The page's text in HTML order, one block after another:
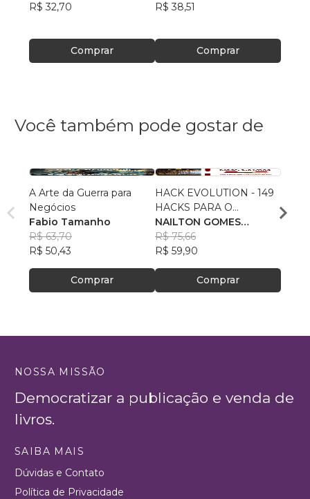
R$ 32,70
Comprar
R$ 38,51
Comprar
Você também pode gostar de
A Arte da Guerra para
Negócios
Fabio Tamanho
R$ 63,70
R$ 50,43
Comprar
HACK EVOLUTION - 149
HACKS PARA O
EMPREENDEDOR -
VOLUME 01
NAILTON GOMES
PEREIRA
R$ 75,66
R$ 59,90
Comprar
NOSSA MISSÃO
Democratizar a publicação e venda de
livros.
SAIBA MAIS
Dúvidas e Contato
Política de Privacidade